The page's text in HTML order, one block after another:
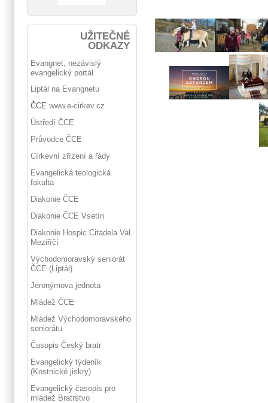
UŽITEČNÉ
ODKAZY
Evangnet, nezávislý
evangelický portál
Liptál na Evangnetu
ČCE www.e-cirkev.cz
Ústředí ČCE
Průvodce ČCE
Církevní zřízení a řády
Evangelická teologická
fakulta
Diakonie ČCE
Diakonie ČCE Vsetín
Diakonie Hospic Citadela Val.
Meziříčí
Východomoravský seniorát
ČCE (Liptál)
Jeronýmova jednota
Mládež ČCE
Mládež Východomoravského
seniorátu
Časopis Český bratr
Evangelický týdeník
(Kostnické jiskry)
Evangelický časopis pro
mládež Bratrstvo